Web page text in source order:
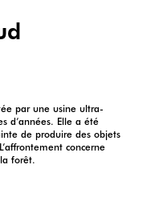
par une usine ultra-
d’années. Elle a été
de produire des objets
concerne
forêt.